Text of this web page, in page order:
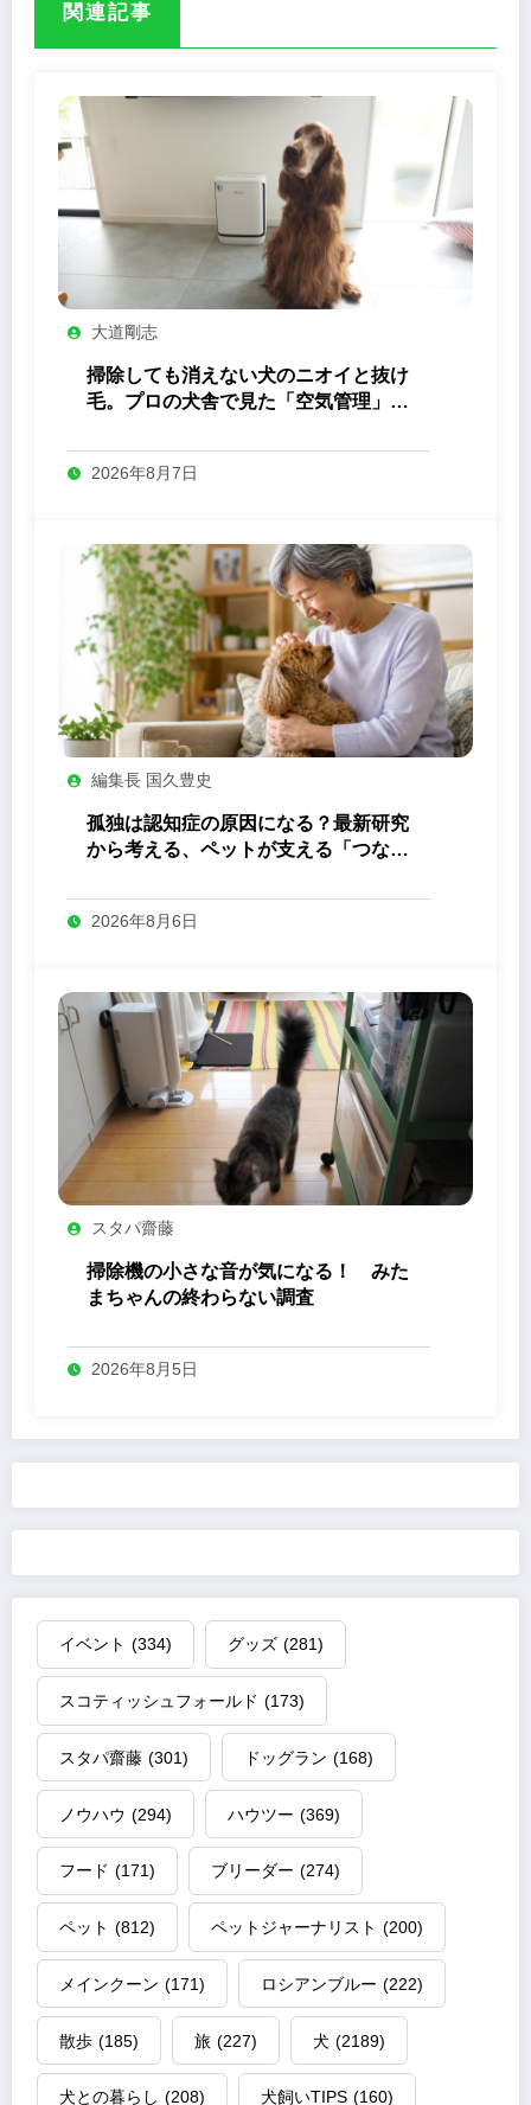
関連記事
大道剛志
掃除しても消えない犬のニオイと抜け
毛。プロの犬舎で見た「空気管理」の
2026年8月7日
編集長 国久豊史
孤独は認知症の原因になる？最新研究
から考える、ペットが支える「つなが
2026年8月6日
スタパ齋藤
掃除機の小さな音が気になる！ みた
まちゃんの終わらない調査
2026年8月5日
イベント (334) グッズ (281)
スコティッシュフォールド (173)
スタパ齋藤 (301) ドッグラン (168)
ノウハウ (294) ハウツー (369)
フード (171) ブリーダー (274)
ペット (812) ペットジャーナリスト (200)
メインクーン (171) ロシアンブルー (222)
散歩 (185) 旅 (227) 犬 (2189)
犬との暮らし (208) 犬飼いTIPS (160)